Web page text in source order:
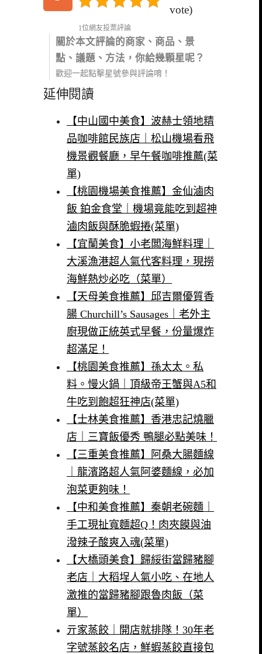
vote)
1位網友投票評論
關於本文評論的商家、商品、景
點、議題、方法，你給幾顆星呢？
歡迎一起點擊星號參與評論唷！
延伸閱讀
【中山國中美食】波赫士領地精
品咖啡館民族店｜松山機場看飛
機景觀餐廳，早午餐咖啡推薦(菜
單)
【桃園機場美食推薦】金仙滷肉
飯 鉑金食堂｜機場竟能吃到超神
滷肉飯與酥脆蝦捲(菜單)
【宜蘭美食】小老闆海鮮料理｜
大溪漁港超人氣代客料理，現撈
海鮮熱炒必吃（菜單）
【天母美食推薦】邱吉爾優質香
腸 Churchill’s Sausages｜老外主
廚現做正統英式早餐，份量爆炸
超滿足！
【桃園美食推薦】孫太太。私
料。慢火鍋｜頂級帝王蟹與A5和
牛吃到飽超狂神店(菜單)
【士林美食推薦】香港忠記燒臘
店｜三寶飯優秀 鴨腿必點美味！
【三重美食推薦】阿桑大腸麵線
｜龍濱路超人氣阿婆麵線，必加
泡菜更夠味！
【中和美食推薦】秦朝老碗麵｜
手工現扯寬麵超Q！肉夾饃與油
潑辣子酸爽入魂(菜單)
【大橋頭美食】歸綏街當歸豬腳
老店｜大稻埕人氣小吃、在地人
激推的當歸豬腳跟魯肉飯（菜
單）
亓家蒸餃｜開店就排隊！30年老
字號蒸餃名店，鮮蝦蒸餃直接包